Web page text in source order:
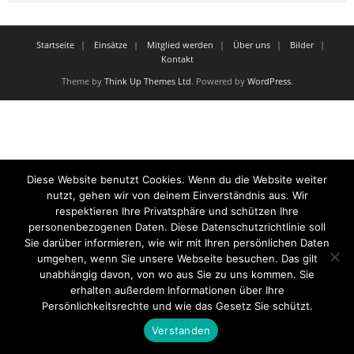
Startseite Einsätze Mitglied werden Über uns
Bilder
Kontakt
Theme by Think Up Themes Ltd. Powered by WordPress.
Diese Website benutzt Cookies. Wenn du die Website weiter
nutzt, gehen wir von deinem Einverständnis aus. Wir
respektieren Ihre Privatsphäre und schützen Ihre
personenbezogenen Daten. Diese Datenschutzrichtlinie soll
Sie darüber informieren, wie wir mit Ihren persönlichen Daten
umgehen, wenn Sie unsere Webseite besuchen. Das gilt
unabhängig davon, von wo aus Sie zu uns kommen. Sie
erhalten außerdem Informationen über Ihre
Persönlichkeitsrechte und wie das Gesetz Sie schützt.
Verstanden